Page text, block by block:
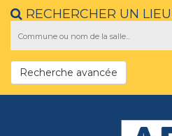
RECHERCHER UN
Recherche avancée